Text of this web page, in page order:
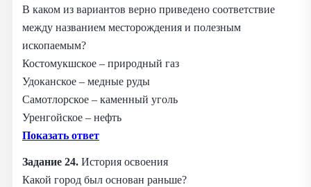
В каком из вариантов верно приведено соответствие
между названием месторождения и полезным
ископаемым?
Костомукшское – природный газ
Удоканское – медные руды
Самотлорское – каменный уголь
Уренгойское – нефть
Показать ответ
Задание 24. История освоения
Какой город был основан раньше?